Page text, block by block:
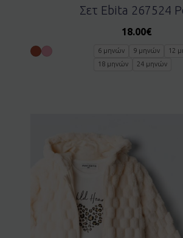
Σετ Ebita 267524
18.00€
6 μηνών 9 μηνών
12
18 μηνών
24 μηνών